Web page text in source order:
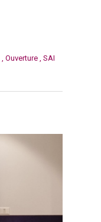
, Ouverture , SAI